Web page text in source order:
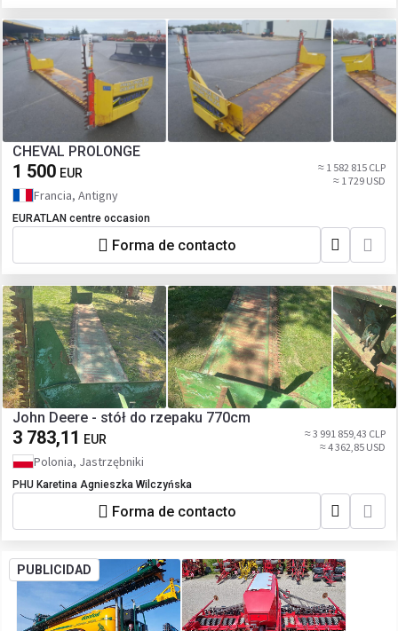
CHEVAL PROLONGE
1 500 EUR
≈ 1 582 815 CLP
≈ 1 729 USD
Francia, Antigny
EURATLAN centre occasion
Forma de contacto
John Deere - stół do rzepaku 770cm
3 783,11 EUR
≈ 3 991 859,43 CLP
≈ 4 362,85 USD
Polonia, Jastrzębniki
PHU Karetina Agnieszka Wilczyńska
Forma de contacto
PUBLICIDAD